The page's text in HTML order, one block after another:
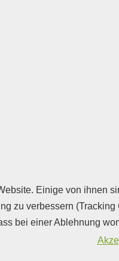
Einige von ihnen
zu verbessern
bei einer Ablehnung